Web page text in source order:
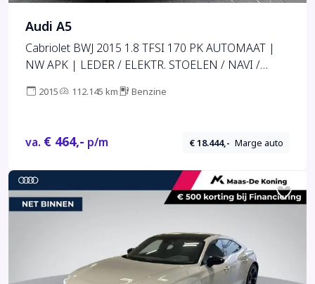
Audi A5
Cabriolet BWJ 2015 1.8 TFSI 170 PK AUTOMAAT |
NW APK | LEDER / ELEKTR. STOELEN / NAVI /
2015 112.145 km Benzine
va. € 464,- p/m € 18.444,- Marge auto